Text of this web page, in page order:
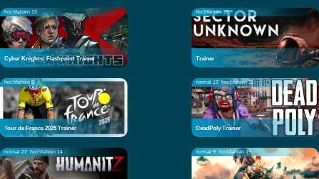
hochfahren 13
Cyber Knights: Flashpoint Trainer
hochfahren 19
Trainer
hochfahren 5
Tour de France 2025 Trainer
normal 12 hochfahren 11
DeadPoly Trainer
normal 22 hochfahren 14 normal 9 hochfahren 15